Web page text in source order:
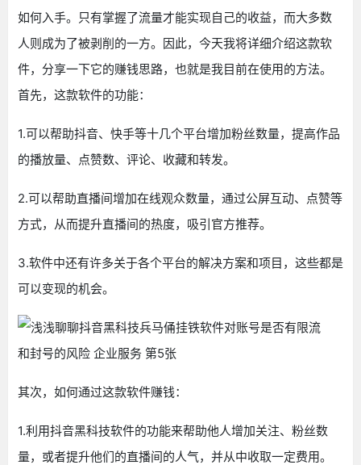
如何入手。只有掌握了流量才能实现自己的收益，而大多数
人则成为了被剥削的一方。因此，今天我将详细介绍这款软
件，分享一下它的赚钱思路，也就是我目前在使用的方法。
首先，这款软件的功能：
1.可以帮助抖音、快手等十几个平台增加粉丝数量，提高作品
的播放量、点赞数、评论、收藏和转发。
2.可以帮助直播间增加在线观众数量，通过公屏互动、点赞等
方式，从而提升直播间的热度，吸引官方推荐。
3.软件中还有许多关于各个平台的解决方案和项目，这些都是
可以变现的机会。
其次，如何通过这款软件赚钱：
1.利用抖音黑科技软件的功能来帮助他人增加关注、粉丝数
量，或者提升他们的直播间的人气，并从中收取一定费用。